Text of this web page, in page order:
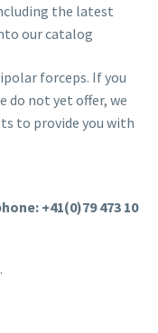
the latest
our catalog
forceps. If you
do not yet offer, we
to provide you with
+41(0)79 473 10